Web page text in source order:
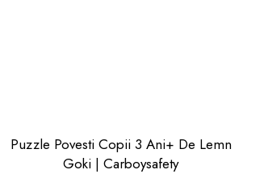
Puzzle Povesti Copii 3 Ani+ De Lemn
Goki | Carboysafety